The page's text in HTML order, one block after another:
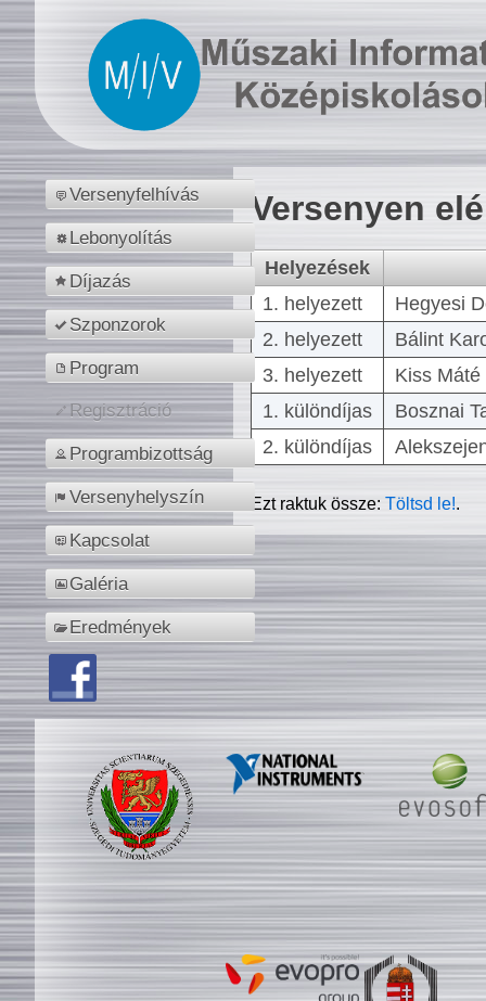
Versenyfelhívás
Lebonyolítás
Díjazás
Szponzorok
Program
Regisztráció
Programbizottság
Versenyhelyszín
Kapcsolat
Galéria
Eredmények
Versenyen
Helyezések
1. helyezett
Hegyesi
2. helyezett
Bálint
3. helyezett
Kiss
1. különdíjas
Bosznai
2. különdíjas
Ezt raktuk össze:Töltsd le!.